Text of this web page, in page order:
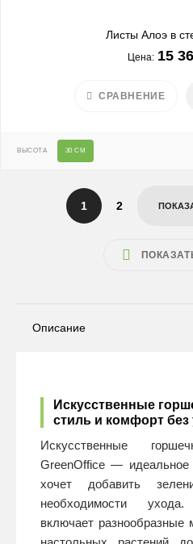
Листы Алоэ в
Цена: 15
СРАВНЕНИЕ
ВЫСОТА 30 СМ
1 2
Описание
Искусственные
стиль и комфорт без
Искусственные
GreenOffice —
хочет добавить
необходимости
включает разнообразные